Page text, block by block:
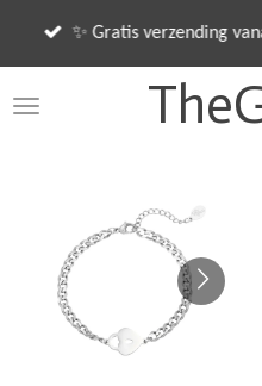
de
✨ Gratis verzending